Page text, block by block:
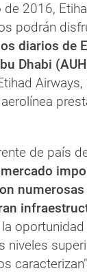
2016,
podrán
diarios de
Dhabi
de país
niveles